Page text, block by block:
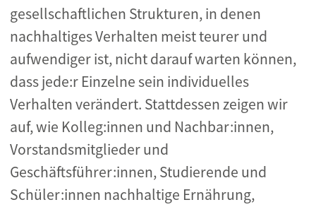
gesellschaftlichen Strukturen, in denen
nachhaltiges Verhalten meist teurer und
aufwendiger ist, nicht darauf warten können,
dass jede:r Einzelne sein individuelles
Verhalten verändert. Stattdessen zeigen wir
auf, wie Kolleg:innen und Nachbar:innen,
Vorstandsmitglieder und
Geschäftsführer:innen, Studierende und
Schüler:innen nachhaltige Ernährung,